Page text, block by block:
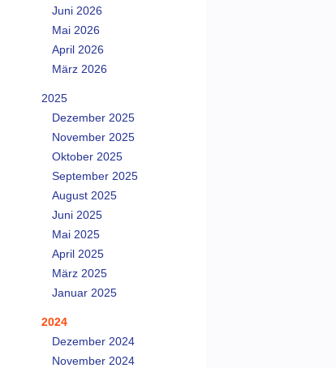
Juni 2026
Mai 2026
April 2026
März 2026
2025
Dezember 2025
November 2025
Oktober 2025
September 2025
August 2025
Juni 2025
Mai 2025
April 2025
März 2025
Januar 2025
2024
Dezember 2024
November 2024